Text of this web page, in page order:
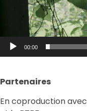
00:00
Partenaires
En coproduction avec